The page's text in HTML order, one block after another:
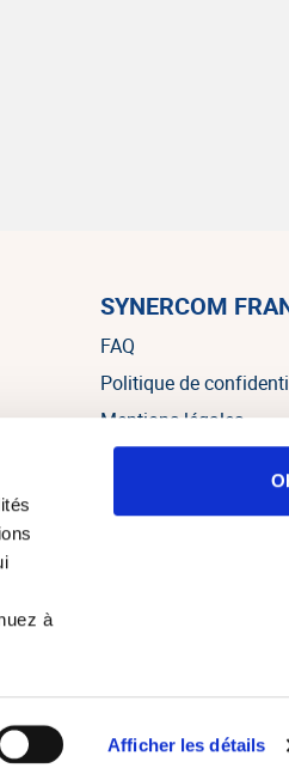
à
Afficher les détails
SYNERCOM
FAQ
Politique de
Mentions légales
Paris